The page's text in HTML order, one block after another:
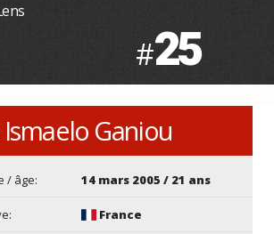
#25
Ganiou
/ âge: 14 mars 2005 / 21 ans
France